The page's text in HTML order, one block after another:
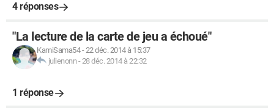
4 réponses
"La lecture de la carte de jeu a échoué"
KamiSama54-22 déc. 2014 à 15:37
julienonn-28 déc. 2014 à 22:32
1 réponse